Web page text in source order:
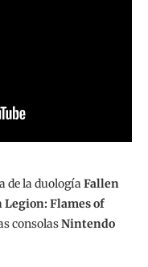
de la duología Fallen
Legion: Flames of
consolasNintendo